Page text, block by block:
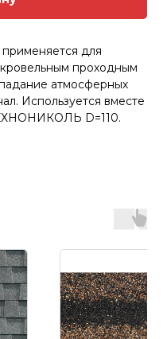
для
проходным
атмосферных
Используется вместе
D=110.